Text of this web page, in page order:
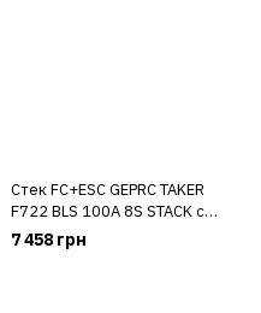
Стек FC+ESC GEPRC TAKER
F722 BLS 100A 8S STACK c
16МБ Blackbox
7 458 грн